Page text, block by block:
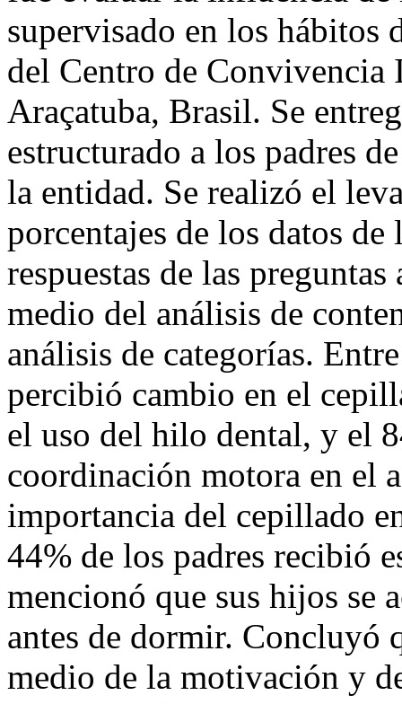
supervisado en los hábitos
del Centro de
Araçatuba, Brasil. Se
estructurado a los padres
la entidad. Se realizó el
porcentajes de los datos de
respuestas de las
medio del análisis de
análisis de categorías.
percibió cambio en el
el uso del hilo dental, y el
coordinación motora en el
importancia del cepillado
44% de los padres recibió
mencionó que sus hijos se
antes de dormir. Concluyó
medio de la motivación y